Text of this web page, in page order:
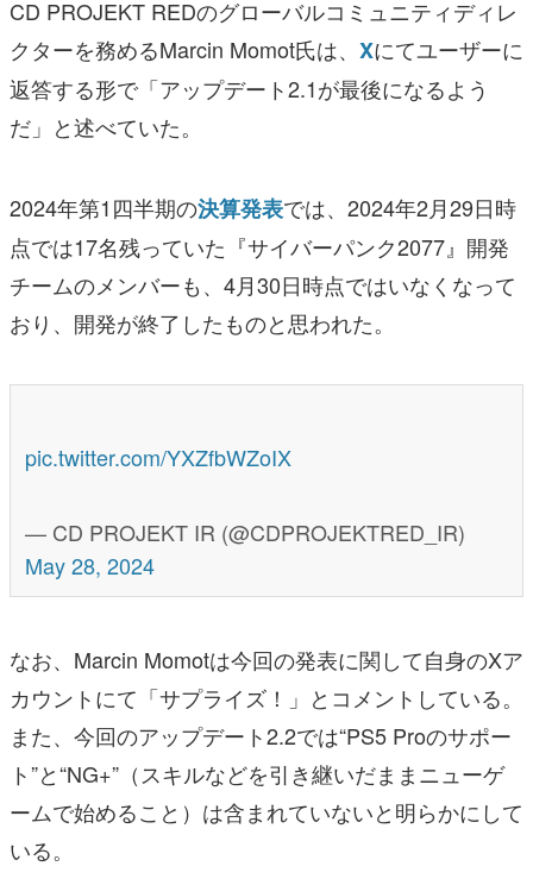
CD PROJEKT REDのグローバルコミュニティディレ
クターを務めるMarcin Momot氏は、 Xにてユーザーに
返答する形で「アップデート2.1が最後になるよう
だ」と述べていた。
2024年第1四半期の決算発表では、2024年2月29日時
点では17名残っていた『サイバーパンク2077』開発
チームのメンバーも、4月30日時点ではいなくなって
おり、開発が終了したものと思われた。
pic.twitter.com/YXZfbWZoIX
— CD PROJEKT IR (@CDPROJEKTRED_IR)
May 28, 2024
なお、Marcin Momotは今回の発表に関して自身のXア
カウントにて「サプライズ！」とコメントしている。
また、今回のアップデート2.2では“PS5 Proのサポー
ト”と“NG+”（スキルなどを引き継いだままニューゲ
ームで始めること）は含まれていないと明らかにして
いる。